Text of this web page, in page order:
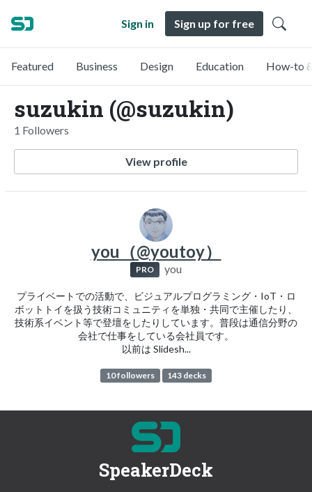
Sign in Sign up for free
Featured Business Design Education How-to
suzukin (@suzukin)
1 Followers
View profile
you（@youtoy）
PRO you
プライベートでの活動で、ビジュアルプログラミング・IoT・ロ
ボットトイを扱う技術コミュニティを単独・共同で主催したり、
技術系イベント等で登壇をしたりしています。普段は通信分野の
会社で仕事をしている会社員です。
以前は Slidesh...
10 followers 143 decks
SpeakerDeck